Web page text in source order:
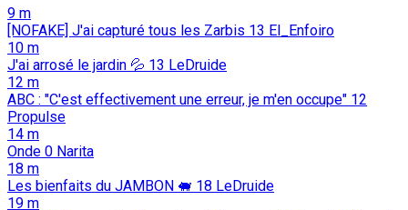
9 m
[NOFAKE] J'ai capturé tous les Zarbis 13 El_Enfoiro
10 m
J'ai arrosé le jardin 💦 13 LeDruide
12 m
ABC : "C'est effectivement une erreur, je m'en occupe" 12
Propulse
14 m
Onde 0 Narita
18 m
Les bienfaits du JAMBON 🐖️ 18 LeDruide
19 m